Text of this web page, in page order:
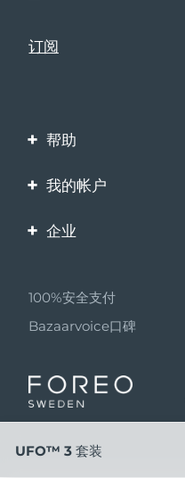
帮助
联系我们
保修与退换货
我的帐户
产品注册
企业
伙伴计划
联盟新闻
成为合作伙伴
100%安全支付
Bazaarvoice口碑
UFO™ 3 套装